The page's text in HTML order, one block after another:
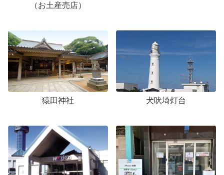
（お土産売店）
猿田神社 犬吠埼灯台